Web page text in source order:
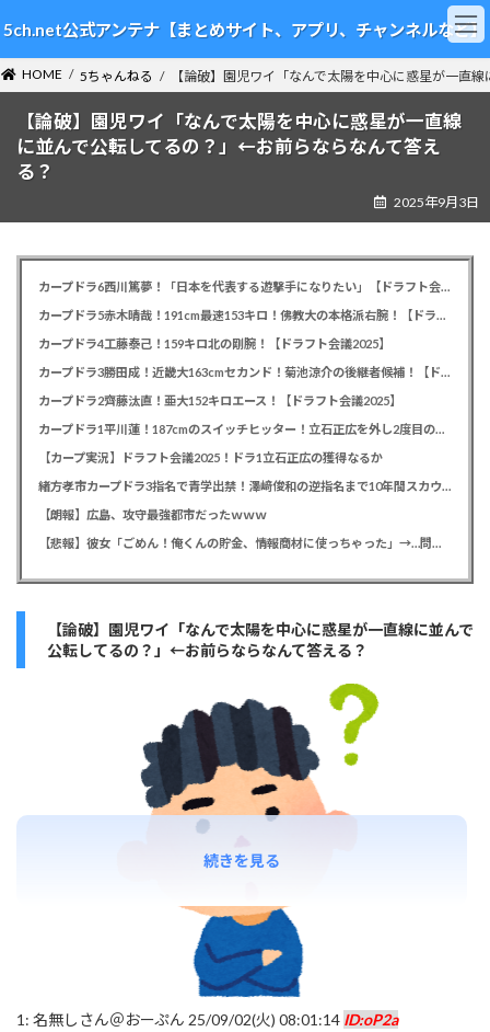
ン
テ
ン
ツ
ビ
ゲ
ー
シ
5ch.net公式アンテナ【まとめサイト、アプリ、チャンネルなど】
HOME 5ちゃんねる 【論破】園児ワイ「なんで太陽を中心に惑星が一直
【論破】園児ワイ「なんで太陽を中心に惑星が一直線
に並んで公転してるの？」←お前らならなんて答え
る？
2025年9月3日
カープドラ6西川篤夢！「日本を代表する遊撃手になりたい」【ドラフト会議2025】
カープドラ5赤木晴哉！191cm最速153キロ！佛教大の本格派右腕！【ドラフト会議2025】
カープドラ4工藤泰己！159キロ北の剛腕！【ドラフト会議2025】
カープドラ3勝田成！近畿大163cmセカンド！菊池涼介の後継者候補！【ドラフト会議2025】
カープドラ2齊藤汰直！亜大152キロエース！【ドラフト会議2025】
カープドラ1平川蓮！187cmのスイッチヒッター！立石正広を外し2度目の重複も新井監督がクジを引き当てる！【ドラフト会議2025】
【カープ実況】ドラフト会議2025！ドラ1立石正広の獲得なるか
緒方孝市カープドラ3指名で青学出禁！澤﨑俊和の逆指名まで10年間スカウト出禁
【朗報】広島、攻守最強都市だったｗｗｗ
【悲報】彼女「ごめん！俺くんの貯金、情報商材に使っちゃった」→…問い詰めたらギャン泣きされたんだが俺が悪いのか？
【論破】園児ワイ「なんで太陽を中心に惑星が一直線に並んで
公転してるの？」←お前らならなんて答える？
1: 名無しさん＠おーぷん 25/09/02(火) 08:01:14 ID:oP2a
続きを見る